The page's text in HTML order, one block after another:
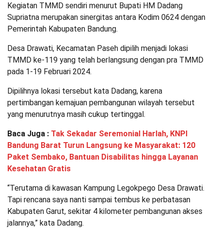
Kegiatan TMMD sendiri menurut Bupati HM Dadang
Supriatna merupakan sinergitas antara Kodim 0624 dengan
Pemerintah Kabupaten Bandung.
Desa Drawati, Kecamatan Paseh dipilih menjadi lokasi
TMMD ke-119 yang telah berlangsung dengan pra TMMD
pada 1-19 Februari 2024.
Dipilihnya lokasi tersebut kata Dadang, karena
pertimbangan kemajuan pembangunan wilayah tersebut
yang menurutnya masih cukup tertinggal.
Baca Juga : Tak Sekadar Seremonial Harlah, KNPI
Bandung Barat Turun Langsung ke Masyarakat: 120
Paket Sembako, Bantuan Disabilitas hingga Layanan
Kesehatan Gratis
“Terutama di kawasan Kampung Legokpego Desa Drawati.
Tapi rencana saya nanti sampai tembus ke perbatasan
Kabupaten Garut, sekitar 4 kilometer pembangunan akses
jalannya,” kata Dadang.